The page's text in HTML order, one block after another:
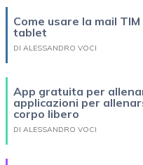
Come usare la mail
tablet
DI ALESSANDRO VOCI
App gratuita per
applicazioni per
corpo libero
DI ALESSANDRO VOCI